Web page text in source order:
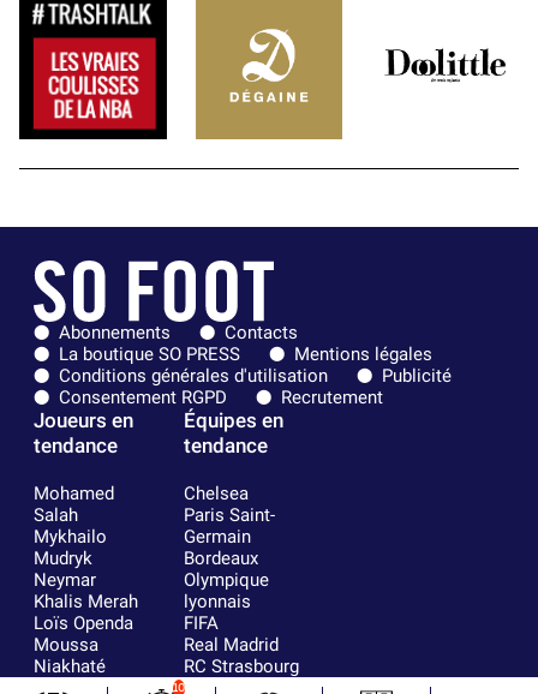
Abonnements
Contacts
La boutique SO PRESS
Mentions légales
Conditions générales d'utilisation
Publicité
Consentement RGPD
Recrutement
Joueurs en
tendance
Mohamed
Salah
Mykhailo
Mudryk
Neymar
Khalis Merah
Loïs Openda
Moussa
Niakhaté
Nicolás
Équipes en
tendance
Chelsea
Paris Saint-
Germain
Bordeaux
Olympique
lyonnais
FIFA
Real Madrid
RC Strasbourg
AC Milan
10